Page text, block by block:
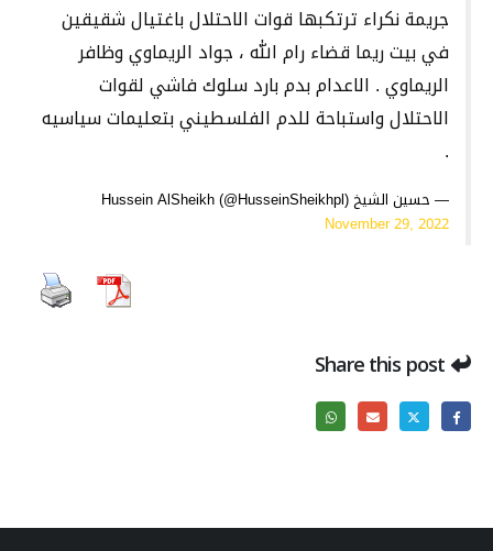
جريمة نكراء ترتكبها قوات الاحتلال باغتيال شقيقين
في بيت ريما قضاء رام الله ، جواد الريماوي وظافر
الريماوي . الاعدام بدم بارد سلوك فاشي لقوات
الاحتلال واستباحة للدم الفلسطيني بتعليمات سياسيه
.
— حسين الشيخ Hussein AlSheikh (@HusseinSheikhpl)
November 29, 2022
Share this post